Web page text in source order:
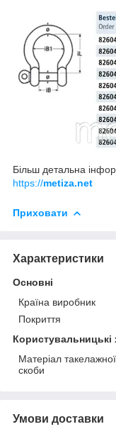
Більш детальна
https://metiza.net
Приховати
Характеристики
Основні
Країна виробник
Покриття
Користувальницькі
Матеріал такелажної
скоби
Умови доставки